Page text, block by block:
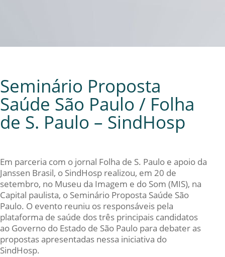
Seminário Proposta
Saúde São Paulo / Folha
de S. Paulo – SindHosp
Em parceria com o jornal Folha de S. Paulo e apoio da
Janssen Brasil, o SindHosp realizou, em 20 de
setembro, no Museu da Imagem e do Som (MIS), na
Capital paulista, o Seminário Proposta Saúde São
Paulo. O evento reuniu os responsáveis pela
plataforma de saúde dos três principais candidatos
ao Governo do Estado de São Paulo para debater as
propostas apresentadas nessa iniciativa do
SindHosp.